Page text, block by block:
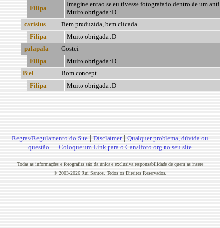
Filipa
Imagine entao se eu tivesse fotografado dentro de um
Muito obrigada :D
carisius
Bem produzida, bem clicada...
Filipa
Muito obrigada :D
palapala
Gostei
Filipa
Muito obrigada :D
Biel
Bom concept...
Filipa
Muito obrigada :D
Regras/Regulamento do Site | Disclaimer| Qualquer problema, dúvida ou
questão... | Coloque um Link para o Canalfoto.org no seu site
Todas as informações e fotografias são da única e exclusiva responsabilidade de quem as insere
© 2003-2026 Rui Santos. Todos os Direitos Reservados.